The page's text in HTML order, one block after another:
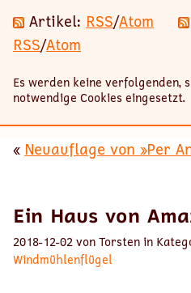
Artikel: RSS/Atom
RSS/Atom
Es werden keine verfolgenden,
notwendige Cookies eingesetzt.
« Neuauflage von »Per
Ein Haus von
2018-12-02 von Torsten in
Windmühlenflügel